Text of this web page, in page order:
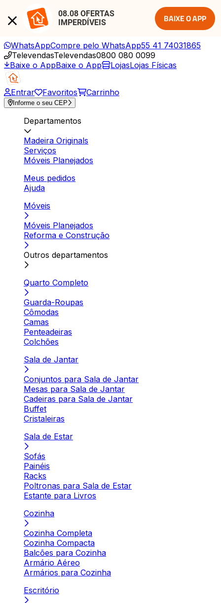
08.08 OFERTAS
IMPERDÍVEIS
BAIXE O APP
WhatsAppCompre pelo WhatsApp55 41 74031865
TelevendasTelevendas0800 080 0099
Baixe o AppBaixe o App LojasLojas Físicas
Entrar Favoritos Carrinho
Informe o seu CEP
Departamentos
Madeira Originals
Serviços
Móveis Planejados
Meus pedidos
Ajuda
Móveis
Móveis Planejados
Reforma e Construção
Outros departamentos
Quarto Completo
Guarda-Roupas
Cômodas
Camas
Penteadeiras
Colchões
Sala de Jantar
Conjuntos para Sala de Jantar
Mesas para Sala de Jantar
Cadeiras para Sala de Jantar
Buffet
Cristaleiras
Sala de Estar
Sofás
Painéis
Racks
Poltronas para Sala de Estar
Estante para Livros
Cozinha
Cozinha Completa
Cozinha Compacta
Balcões para Cozinha
Armário Aéreo
Armários para Cozinha
Escritório